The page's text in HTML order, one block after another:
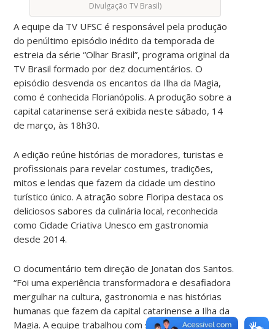
Divulgação TV Brasil)
A equipe da TV UFSC é responsável pela produção
do penúltimo episódio inédito da temporada de
estreia da série “Olhar Brasil”, programa original da
TV Brasil formado por dez documentários. O
episódio desvenda os encantos da Ilha da Magia,
como é conhecida Florianópolis. A produção sobre a
capital catarinense será exibida neste sábado, 14
de março, às 18h30.
A edição reúne histórias de moradores, turistas e
profissionais para revelar costumes, tradições,
mitos e lendas que fazem da cidade um destino
turístico único. A atração sobre Floripa destaca os
deliciosos sabores da culinária local, reconhecida
como Cidade Criativa Unesco em gastronomia
desde 2014.
O documentário tem direção de Jonatan dos Santos.
“Foi uma experiência transformadora e desafiadora
mergulhar na cultura, gastronomia e nas histórias
humanas que fazem da capital catarinense a Ilha da
Magia. A equipe trabalhou com sensibilidade para